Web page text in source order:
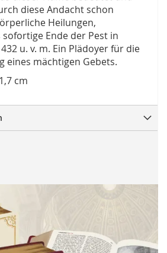
diese Andacht schon
Heilungen,
Ende der Pest in
u. v. m. Ein Plädoyer für die
eines mächtigen Gebets.
cm